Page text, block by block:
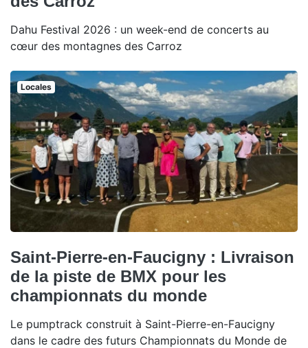
Dahu Festival 2026 : un week-end de concerts au
cœur des montagnes des Carroz
Locales
Saint-Pierre-en-Faucigny : Livraison
de la piste de BMX pour les
championnats du monde
Le pumptrack construit à Saint-Pierre-en-Faucigny
dans le cadre des futurs Championnats du Monde de